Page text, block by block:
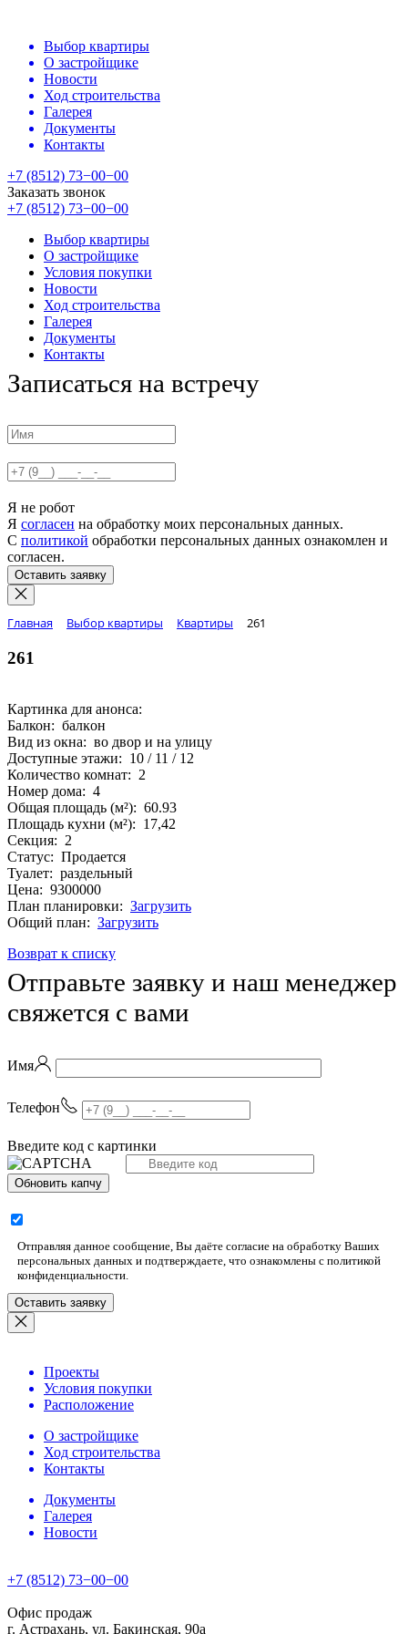
Выбор квартиры
О застройщике
Новости
Ход строительства
Галерея
Документы
Контакты
+7 (8512) 73−00−00
Заказать звонок
+7 (8512) 73−00−00
Выбор квартиры
О застройщике
Условия покупки
Новости
Ход строительства
Галерея
Документы
Контакты
Записаться на встречу
Я не робот
Я согласен на обработку моих персональных данных.
С политикой обработки персональных данных ознакомлен и
согласен.
Главная Выбор квартиры Квартиры 261
261
Картинка для анонса:
Балкон: балĸон
Вид из окна: во двор и на улицу
Доступные этажи: 10 / 11 / 12
Количество комнат: 2
Номер дома: 4
Общая площадь (м²): 60.93
Площадь ĸухни (м²): 17,42
Секция: 2
Статус: Продается
Туалет: раздельный
Цена: 9300000
План планировки: Загрузить
Общий план: Загрузить
Возврат к списку
Отправьте заявку и наш менеджер
свяжется с вами
Имя
Телефон
Введите код с картинки
Обновить капчу
Отправляя данное сообщение, Вы даёте согласие на обработку Ваших
персональных данных и подтверждаете, что ознакомлены с политикой
конфиденциальности.
Проекты
Условия покупки
Расположение
О застройщике
Ход строительства
Контакты
Документы
Галерея
Новости
+7 (8512) 73−00−00
Офис продаж
г. Астрахань, ул. Бакинская, 90а